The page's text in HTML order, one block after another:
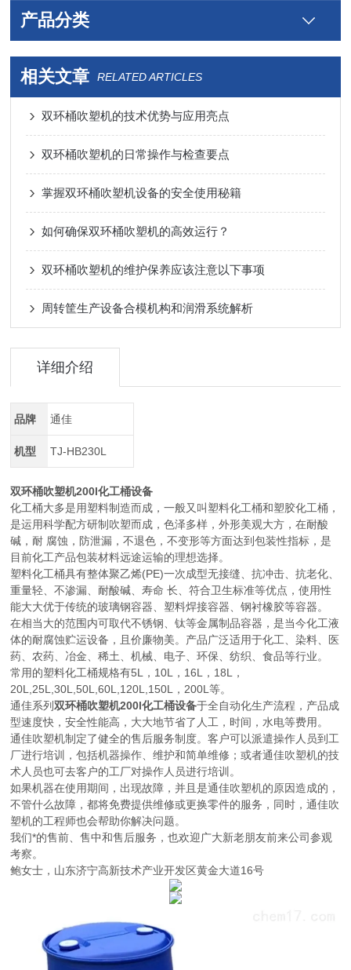
产品分类
相关文章 RELATED ARTICLES
双环桶吹塑机的技术优势与应用亮点
双环桶吹塑机的日常操作与检查要点
掌握双环桶吹塑机设备的安全使用秘籍
如何确保双环桶吹塑机的高效运行？
双环桶吹塑机的维护保养应该注意以下事项
周转筐生产设备合模机构和润滑系统解析
详细介绍
品牌 通佳
机型 TJ-HB230L
双环桶吹塑机200l化工桶设备
化工桶大多是用塑料制造而成，一般又叫塑料化工桶和塑胶化工桶，
是运用科学配方研制吹塑而成，色泽多样，外形美观大方，在耐酸
碱，耐 腐蚀，防泄漏，不退色，不变形等方面达到包装性指标，是
目前化工产品包装材料远途运输的理想选择。
塑料化工桶具有整体聚乙烯(PE)一次成型无接缝、抗冲击、抗老化、
重量轻、不渗漏、耐酸碱、寿命 长、符合卫生标准等优点，使用性
能大大优于传统的玻璃钢容器、塑料焊接容器、钢衬橡胶等容器。
在相当大的范围内可取代不锈钢、钛等金属制品容器，是当今化工液
体的耐腐蚀贮运设备，且价廉物美。产品广泛适用于化工、染料、医
药、农药、冶金、稀土、机械、电子、环保、纺织、食品等行业。
常用的塑料化工桶规格有5L，10L，16L，18L，
20L,25L,30L,50L,60L,120L,150L，200L等。
通佳系列双环桶吹塑机200l化工桶设备于全自动化生产流程，产品成
型速度快，安全性能高，大大地节省了人工，时间，水电等费用。
通佳吹塑机制定了健全的售后服务制度。客户可以派遣操作人员到工
厂进行培训，包括机器操作、维护和简单维修；或者通佳吹塑机的技
术人员也可去客户的工厂对操作人员进行培训。
如果机器在使用期间，出现故障，并且是通佳吹塑机的原因造成的，
不管什么故障，都将免费提供维修或更换零件的服务，同时，通佳吹
塑机的工程师也会帮助你解决问题。
我们*的售前、售中和售后服务，也欢迎广大新老朋友前来公司参观
考察。
鲍女士，山东济宁高新技术产业开发区黄金大道16号